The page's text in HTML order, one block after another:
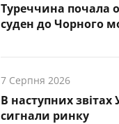
Туреччина почала
суден до Чорного
7 Серпня 2026
В наступних
cигнали ринку